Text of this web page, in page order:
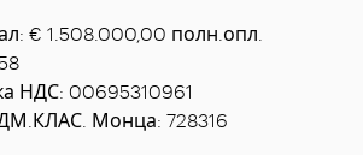
€ 1.508.000,00 полн.опл.
НДС: 00695310961
Монца: 728316